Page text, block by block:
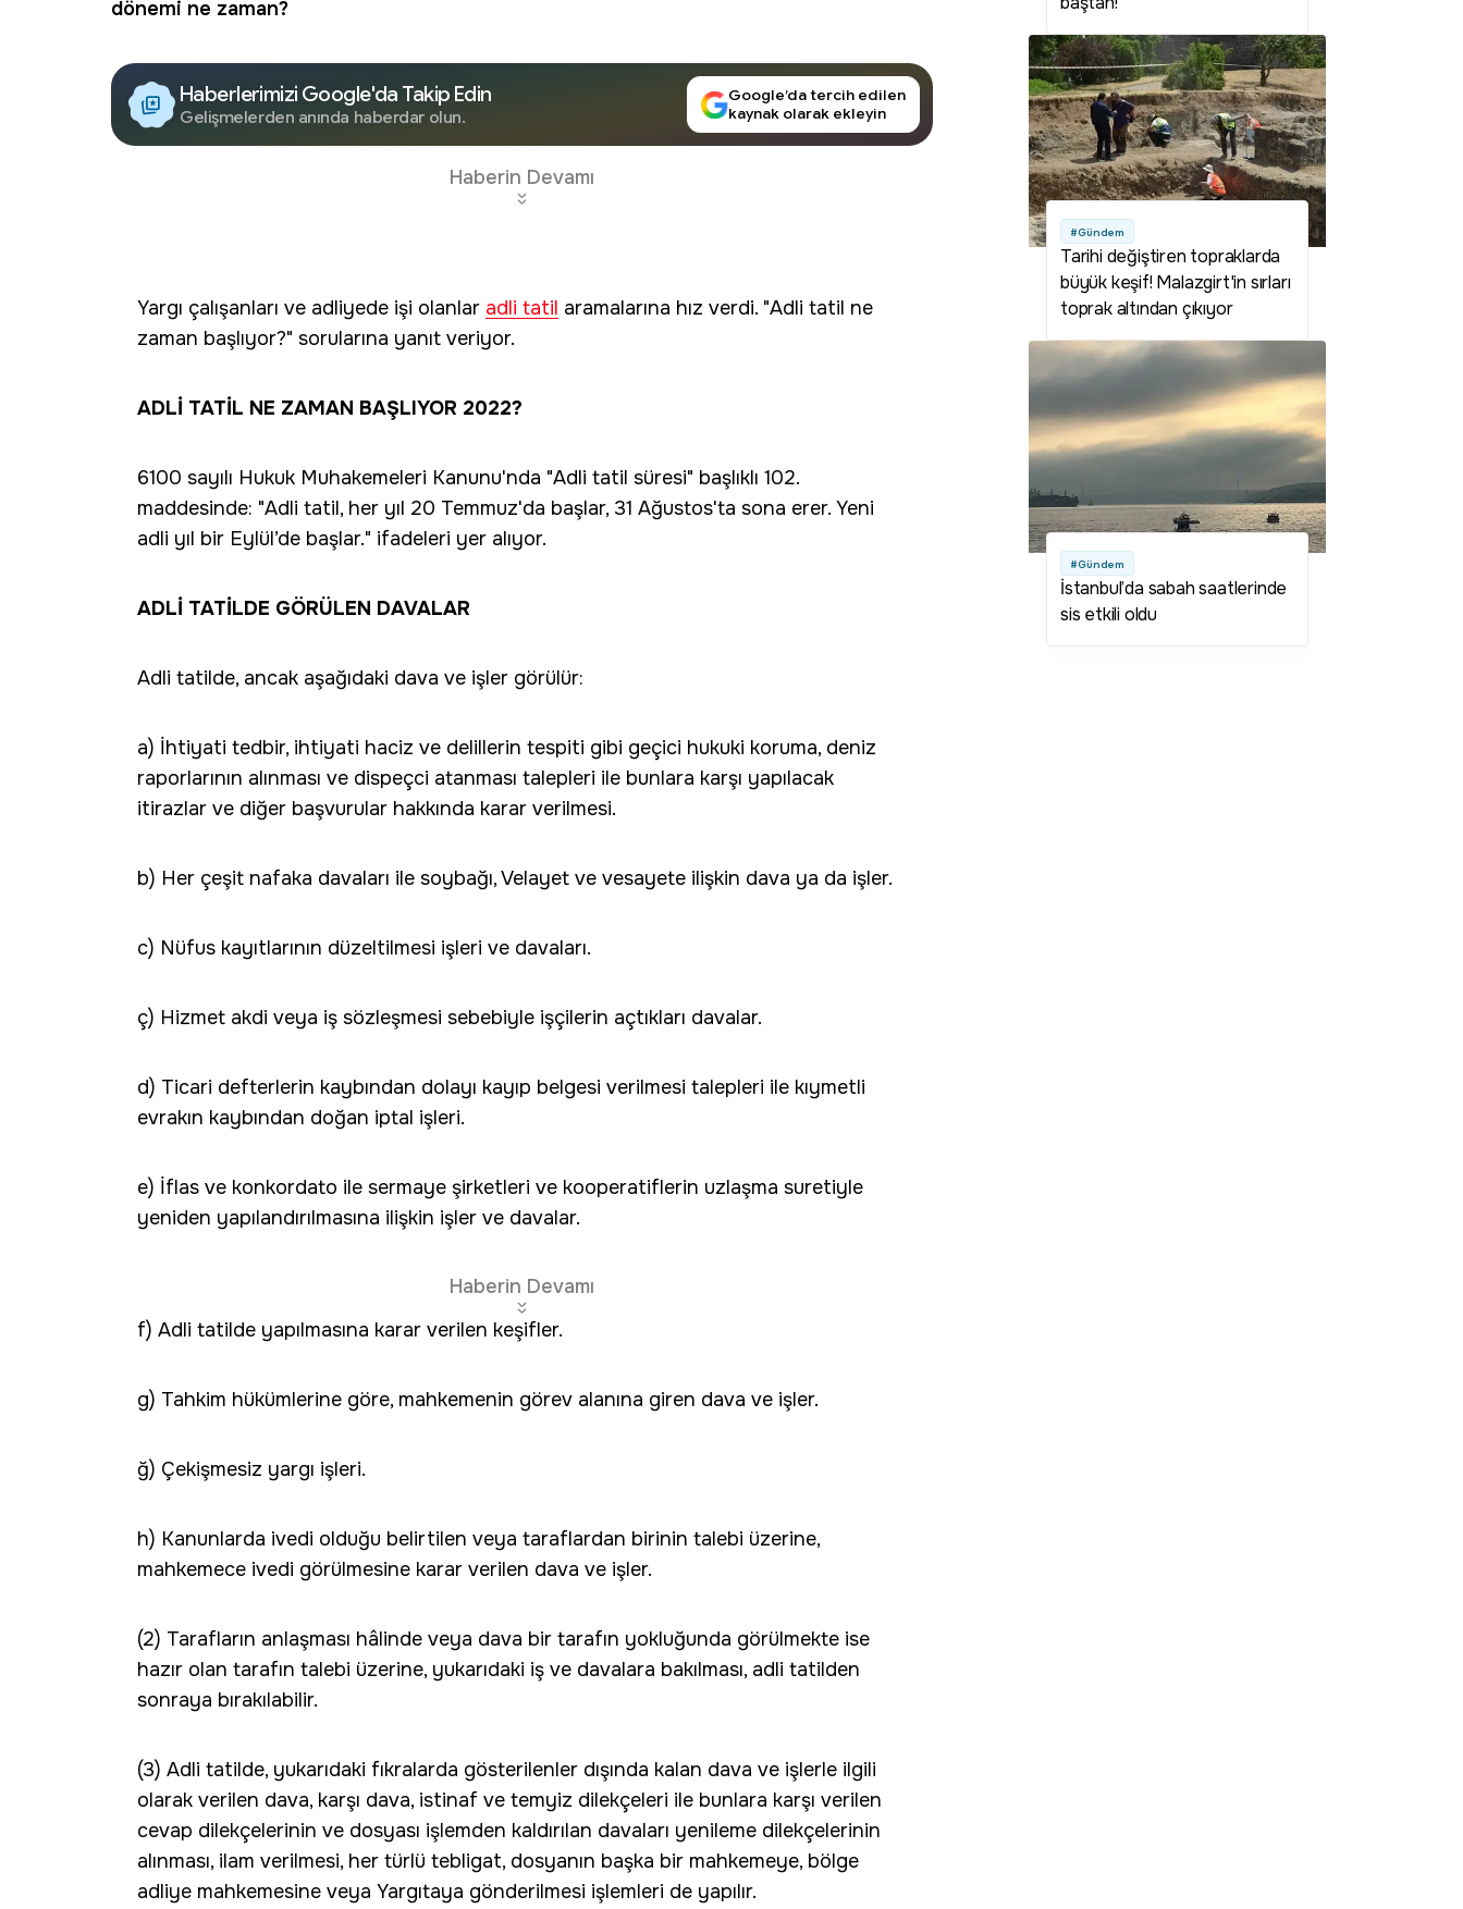
dönemi ne zaman?
Haberlerimizi Google'da Takip Edin
Gelişmelerden anında haberdar olun.
Google’da tercih edilen
kaynak olarak ekleyin
Haberin Devamı
Yargı çalışanları ve adliyede işi olanlar adli tatil aramalarına hız verdi. "Adli tatil ne
zaman başlıyor?" sorularına yanıt veriyor.
ADLİ TATİL NE ZAMAN BAŞLIYOR 2022?
6100 sayılı Hukuk Muhakemeleri Kanunu'nda "Adli tatil süresi" başlıklı 102.
maddesinde: "Adli tatil, her yıl 20 Temmuz'da başlar, 31 Ağustos'ta sona erer. Yeni
adli yıl bir Eylül’de başlar." ifadeleri yer alıyor.
ADLİ TATİLDE GÖRÜLEN DAVALAR
Adli tatilde, ancak aşağıdaki dava ve işler görülür:
a) İhtiyati tedbir, ihtiyati haciz ve delillerin tespiti gibi geçici hukuki koruma, deniz
raporlarının alınması ve dispeçci atanması talepleri ile bunlara karşı yapılacak
itirazlar ve diğer başvurular hakkında karar verilmesi.
b) Her çeşit nafaka davaları ile soybağı, Velayet ve vesayete ilişkin dava ya da işler.
c) Nüfus kayıtlarının düzeltilmesi işleri ve davaları.
ç) Hizmet akdi veya iş sözleşmesi sebebiyle işçilerin açtıkları davalar.
d) Ticari defterlerin kaybından dolayı kayıp belgesi verilmesi talepleri ile kıymetli
evrakın kaybından doğan iptal işleri.
e) İflas ve konkordato ile sermaye şirketleri ve kooperatiflerin uzlaşma suretiyle
yeniden yapılandırılmasına ilişkin işler ve davalar.
Haberin Devamı
f) Adli tatilde yapılmasına karar verilen keşifler.
g) Tahkim hükümlerine göre, mahkemenin görev alanına giren dava ve işler.
ğ) Çekişmesiz yargı işleri.
h) Kanunlarda ivedi olduğu belirtilen veya taraflardan birinin talebi üzerine,
mahkemece ivedi görülmesine karar verilen dava ve işler.
(2) Tarafların anlaşması hâlinde veya dava bir tarafın yokluğunda görülmekte ise
hazır olan tarafın talebi üzerine, yukarıdaki iş ve davalara bakılması, adli tatilden
sonraya bırakılabilir.
(3) Adli tatilde, yukarıdaki fıkralarda gösterilenler dışında kalan dava ve işlerle ilgili
olarak verilen dava, karşı dava, istinaf ve temyiz dilekçeleri ile bunlara karşı verilen
cevap dilekçelerinin ve dosyası işlemden kaldırılan davaları yenileme dilekçelerinin
alınması, ilam verilmesi, her türlü tebligat, dosyanın başka bir mahkemeye, bölge
adliye mahkemesine veya Yargıtaya gönderilmesi işlemleri de yapılır.
#Gündem
Tarihi değiştiren topraklarda
büyük keşif! Malazgirt'in sırları
toprak altından çıkıyor
#Gündem
İstanbul’da sabah saatlerinde
sis etkili oldu